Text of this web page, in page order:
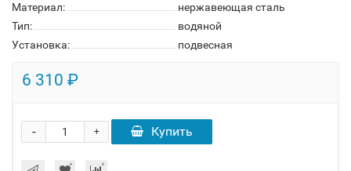
Материал:
нержавеющая сталь
Тип:
водяной
Установка:
подвесная
6 310 ₽
+
- Купить